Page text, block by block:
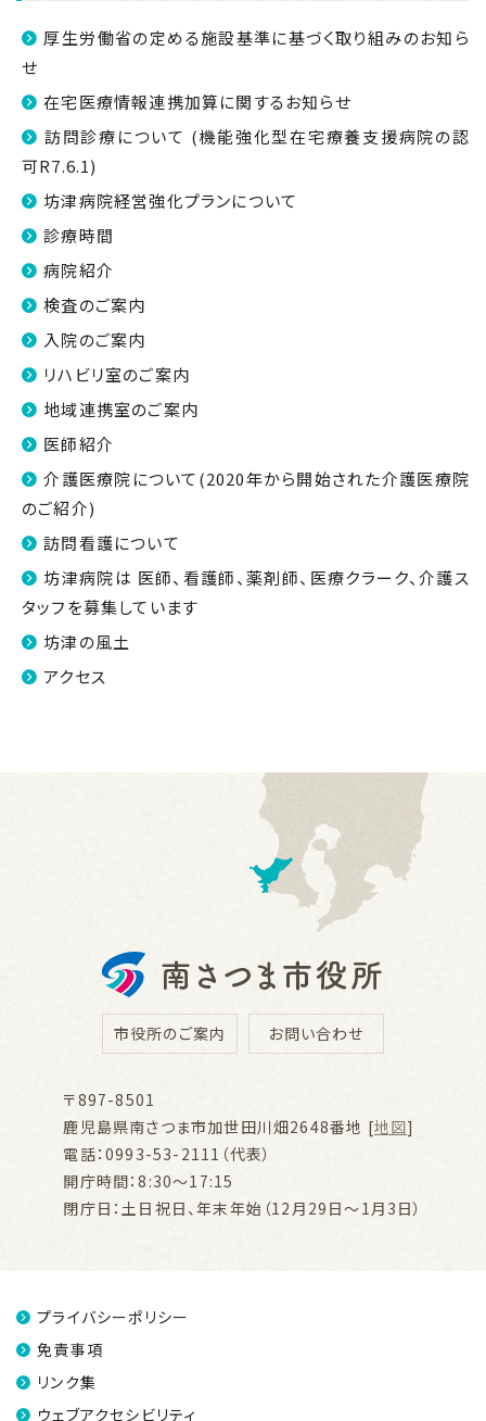
厚生労働省の定める施設基準に基づく取り組みのお知ら
せ
在宅医療情報連携加算に関するお知らせ
訪問診療について (機能強化型在宅療養支援病院の認
可R7.6.1)
坊津病院経営強化プランについて
診療時間
病院紹介
検査のご案内
入院のご案内
リハビリ室のご案内
地域連携室のご案内
医師紹介
介護医療院について(2020年から開始された介護医療院
のご紹介)
訪問看護について
坊津病院は 医師、看護師、薬剤師、医療クラーク、介護ス
タッフを募集しています
坊津の風土
アクセス
市役所のご案内 お問い合わせ
〒897-8501
鹿児島県南さつま市加世田川畑2648番地 [地図]
電話：0993-53-2111（代表）
開庁時間：8:30～17:15
閉庁日：土日祝日、年末年始（12月29日～1月3日）
プライバシーポリシー
免責事項
リンク集
ウェブアクセシビリティ